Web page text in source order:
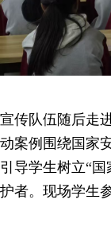
宣传队伍随后走
动案例围绕国家
引导学生树立“
护者。现场学生